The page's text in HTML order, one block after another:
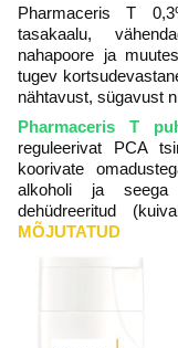
Pharmaceris T
tasakaalu,
nahapoore ja
tugev
nähtavust, sügavust
Pharmaceris T
reguleerivat PCA
koorivate
alkoholi ja seega
dehüdreeritud